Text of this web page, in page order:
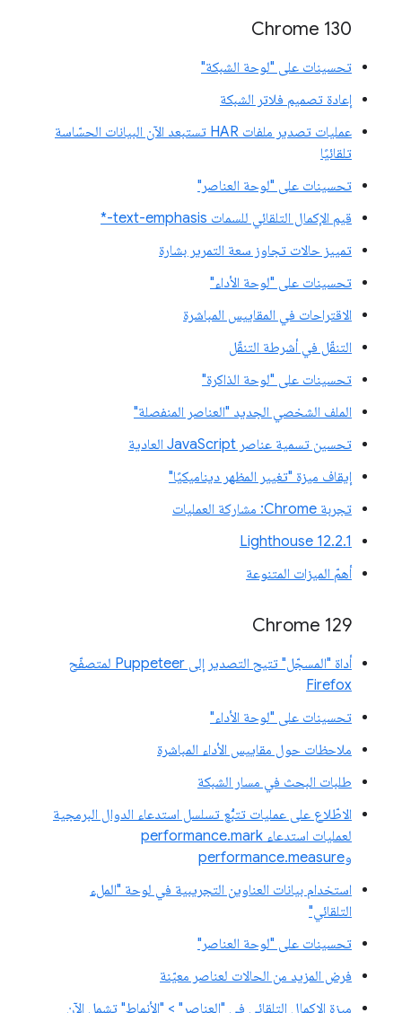
Chrome 130
تحسينات على "لوحة الشبكة"
إعادة تصميم فلاتر الشبكة
عمليات تصدير ملفات HAR تستبعد الآن البيانات الحسّاسة
تلقائيًا
تحسينات على "لوحة العناصر"
قيم الإكمال التلقائي للسمات text-emphasis-*
تمييز حالات تجاوز سعة التمرير بشارة
تحسينات على "لوحة الأداء"
الاقتراحات في المقاييس المباشرة
التنقّل في أشرطة التنقّل
تحسينات على "لوحة الذاكرة"
الملف الشخصي الجديد "العناصر المنفصلة"
تحسين تسمية عناصر JavaScript العادية
إيقاف ميزة "تغيير المظهر ديناميكيًا"
تجربة Chrome: مشاركة العمليات
‫Lighthouse 12.2.1
أهمّ الميزات المتنوعة
Chrome 129
أداة "المسجّل" تتيح التصدير إلى Puppeteer لمتصفّح
Firefox
تحسينات على "لوحة الأداء"
ملاحظات حول مقاييس الأداء المباشرة
طلبات البحث في مسار الشبكة
الاطّلاع على عمليات تتبُّع تسلسل استدعاء الدوال البرمجية
لعمليات استدعاء performance.mark
وperformance.measure
استخدام بيانات العناوين التجريبية في لوحة "الملء
التلقائي"
تحسينات على "لوحة العناصر"
فرض المزيد من الحالات لعناصر معيّنة
ميزة الإكمال التلقائي في "العناصر" > "الأنماط" تشمل الآن